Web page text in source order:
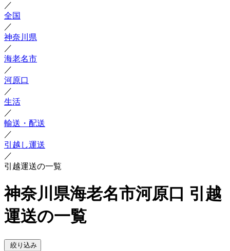
／
全国
／
神奈川県
／
海老名市
／
河原口
／
生活
／
輸送・配送
／
引越し運送
／
引越運送の一覧
神奈川県海老名市河原口 引越
運送の一覧
絞り込み